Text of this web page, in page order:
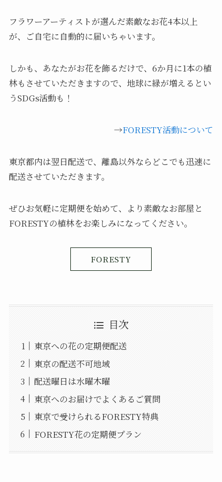
フラワーアーティストが選んだ素敵なお花4本以上
が、ご自宅に自動的に届いちゃいます。
しかも、あなたがお花を飾るだけで、6か月に1本の植
林もさせていただきますので、地球に緑が増えるとい
うSDGs活動も！
→FORESTY活動について
東京都内は翌日配送で、離島以外ならどこでも迅速に
配送させていただきます。
ぜひお気軽に定期便を始めて、より素敵なお部屋と
FORESTYの植林をお楽しみになってください。
FORESTY
目次
東京への花の定期便配送
東京の配送不可地域
配送曜日は水曜木曜
東京へのお届けでよくあるご質問
東京で受けられるFORESTY特典
FORESTY花の定期便プラン